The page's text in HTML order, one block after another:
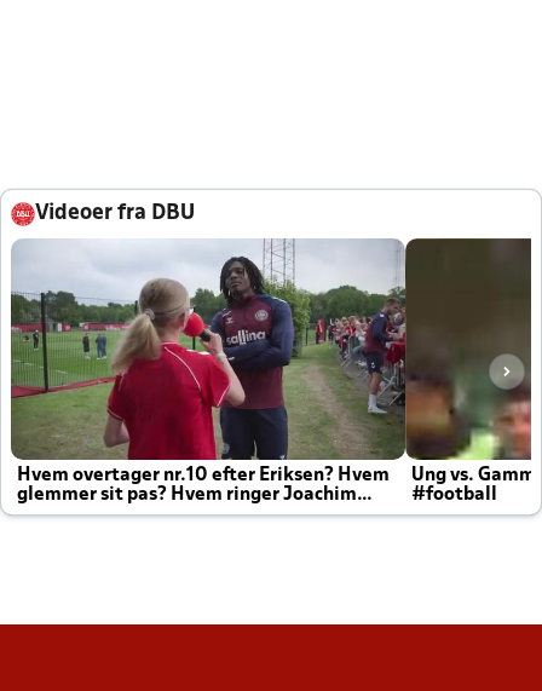
Videoer fra DBU
Hvem overtager nr.10 efter Eriksen? Hvem
glemmer sit pas? Hvem ringer Joachim
altid til efter kampe?
Ung vs.
#football